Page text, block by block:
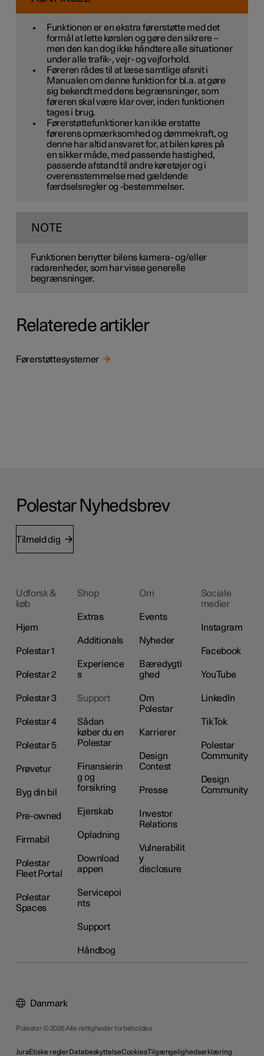
Funktionen er en ekstra førerstøtte med det
formål at lette kørslen og gøre den sikrere –
men den kan dog ikke håndtere alle situationer
under alle trafik-, vejr- og vejforhold.
Føreren rådes til at læse samtlige afsnit i
Manualen om denne funktion for bl.a. at gøre
sig bekendt med dens begrænsninger, som
føreren skal være klar over, inden funktionen
tages i brug.
Førerstøttefunktioner kan ikke erstatte
førerens opmærksomhed og dømmekraft, og
denne har altid ansvaret for, at bilen køres på
en sikker måde, med passende hastighed,
passende afstand til andre køretøjer og i
overensstemmelse med gældende
færdselsregler og -bestemmelser.
NOTE
Funktionen benytter bilens kamera- og/eller
radarenheder, som har visse generelle
begrænsninger.
Relaterede artikler
Førerstøttesystemer
Polestar Nyhedsbrev
Tilmeld dig
Udforsk &
køb
Hjem
Polestar 1
Polestar 2
Polestar 3
Polestar 4
Polestar 5
Prøvetur
Byg din bil
Pre-owned
Firmabil
Polestar
Fleet Portal
Polestar
Spaces
Shop
Extras
Additionals
Experience
s
Support
Sådan
køber du en
Polestar
Finansierin
g og
forsikring
Ejerskab
Opladning
Download
appen
Servicepoi
nts
Support
Håndbog
Om
Events
Nyheder
Bæredygti
ghed
Om
Polestar
Karrierer
Design
Contest
Presse
Investor
Relations
Vulnerabilit
y
disclosure
Sociale
medier
Instagram
Facebook
YouTube
LinkedIn
TikTok
Polestar
Community
Design
Community
Polestar © 2026 Alle rettigheder forbeholdes
JuraEtiske reglerDatabeskyttelseCookiesTilgængelighedserklæring
Danmark